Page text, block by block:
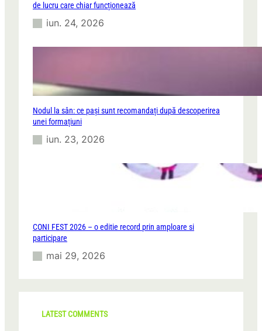
de lucru care chiar funcționează
iun. 24, 2026
Nodul la sân: ce pași sunt recomandați după descoperirea
unei formațiuni
iun. 23, 2026
CONI FEST 2026 – o editie record prin amploare si
participare
mai 29, 2026
LATEST COMMENTS